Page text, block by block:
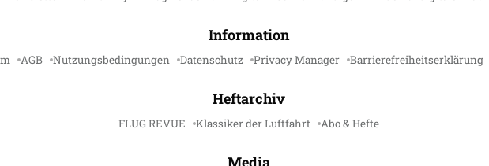
Information
AGB Nutzungsbedingungen Datenschutz Privacy Manager Barrierefreiheitserklärung
Heftarchiv
FLUG REVUE Klassiker der Luftfahrt Abo & Hefte
Media